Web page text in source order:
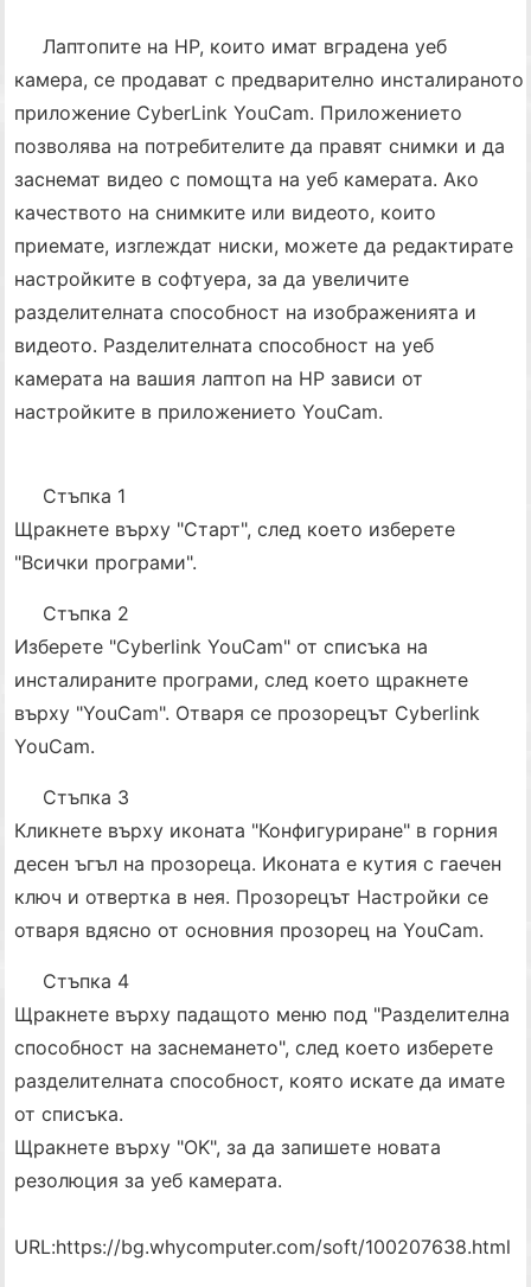
Лаптопите на HP, които имат вградена уеб
камера, се продават с предварително инсталираното
приложение CyberLink YouCam. Приложението
позволява на потребителите да правят снимки и да
заснемат видео с помощта на уеб камерата. Ако
качеството на снимките или видеото, които
приемате, изглеждат ниски, можете да редактирате
настройките в софтуера, за да увеличите
разделителната способност на изображенията и
видеото. Разделителната способност на уеб
камерата на вашия лаптоп на HP зависи от
настройките в приложението YouCam.
Стъпка 1
Щракнете върху "Старт", след което изберете
"Всички програми".
Стъпка 2
Изберете "Cyberlink YouCam" от списъка на
инсталираните програми, след което щракнете
върху "YouCam". Отваря се прозорецът Cyberlink
YouCam.
Стъпка 3
Кликнете върху иконата "Конфигуриране" в горния
десен ъгъл на прозореца. Иконата е кутия с гаечен
ключ и отвертка в нея. Прозорецът Настройки се
отваря вдясно от основния прозорец на YouCam.
Стъпка 4
Щракнете върху падащото меню под "Разделителна
способност на заснемането", след което изберете
разделителната способност, която искате да имате
от списъка.
Щракнете върху "OK", за да запишете новата
резолюция за уеб камерата.
URL:https://bg.whycomputer.com/soft/100207638.html